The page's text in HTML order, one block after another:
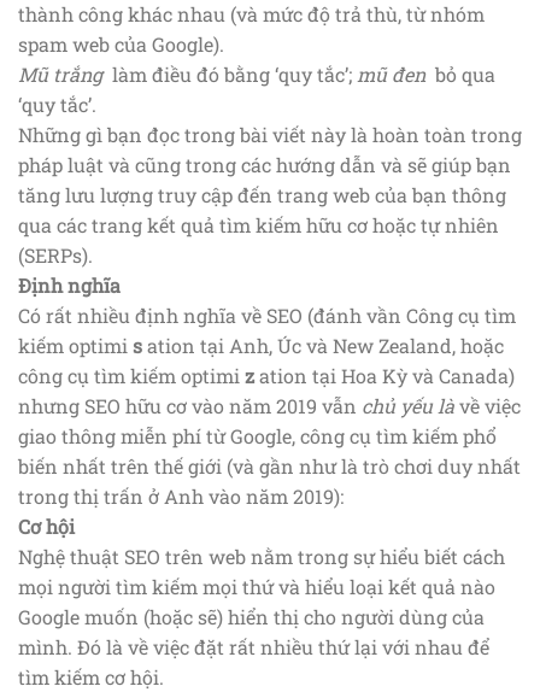
thành công khác nhau (và mức độ trả thù, từ nhóm
spam web của Google).
Mũ trắnglàm điều đó bằng ‘quy tắc’;mũ đenbỏ qua
‘quy tắc’.
Những gì bạn đọc trong bài viết này là hoàn toàn trong
pháp luật và cũng trong các hướng dẫn và sẽ giúp bạn
tăng lưu lượng truy cập đến trang web của bạn thông
qua các trang kết quả tìm kiếm hữu cơ hoặc tự nhiên
(SERPs).
Định nghĩa
Có rất nhiều định nghĩa về SEO (đánh vần Công cụ tìm
kiếm optimisation tại Anh, Úc và New Zealand, hoặc
công cụ tìm kiếm optimization tại Hoa Kỳ và Canada)
nhưng SEO hữu cơ vào năm 2019 vẫn chủ yếu làvề việc
giao thông miễn phí từ Google, công cụ tìm kiếm phổ
biến nhất trên thế giới (và gần như là trò chơi duy nhất
trong thị trấn ở Anh vào năm 2019):
Cơ hội
Nghệ thuật SEO trên web nằm trong sự hiểu biết cách
mọi người tìm kiếm mọi thứ và hiểu loại kết quả nào
Google muốn (hoặc sẽ) hiển thị cho người dùng của
mình. Đó là về việc đặt rất nhiều thứ lại với nhau để
tìm kiếm cơ hội.